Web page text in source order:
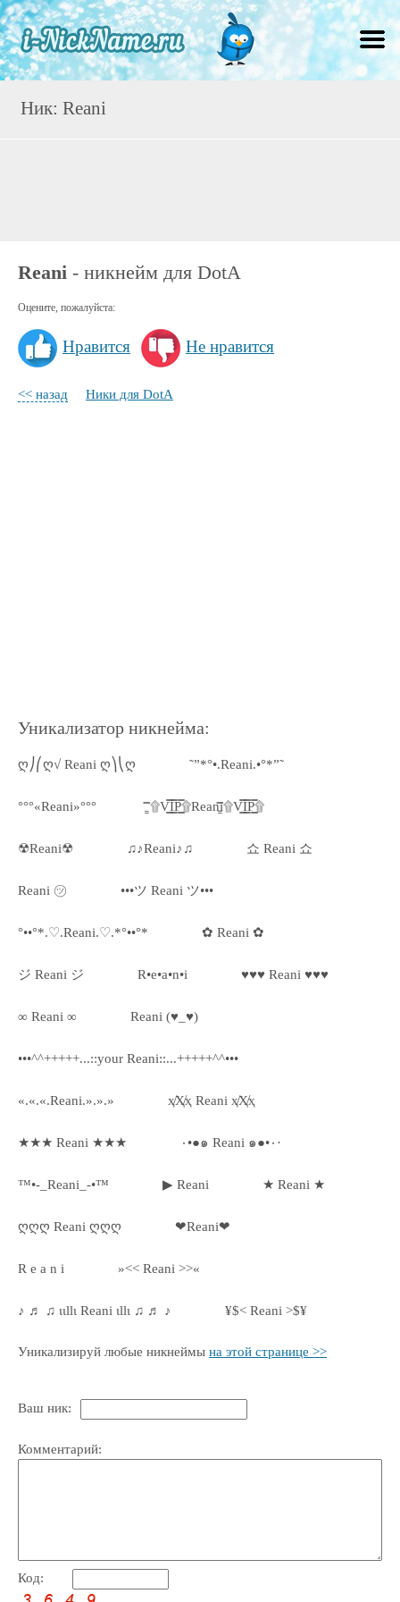
Ник: Reani
Reani - никнейм для DotA
Оцените, пожалуйста:
Нравится Не нравится
<< назад Ники для DotA
Уникализатор никнейма:
ღ⎠⎛ღ√ Reani ღ⎞⎝ღ ˜”*°•.Reani.•°*”˜
°°°«Reani»°°° ۩͇̿V͇̿I͇̿P͇̿۩Reani۩͇̿V͇̿I͇̿P͇̿۩
☢Reani☢ ♫♪Reani♪♫ 쇼 Reani 쇼
Reani ㋡ •••ツ Reani ツ•••
°••°*.♡.Reani.♡.*°••°* ✿ Reani ✿
ジ Reani ジ R•e•a•n•i ♥♥♥ Reani ♥♥♥
∞ Reani ∞ Reani (♥_♥)
•••^^+++++...::your Reani::...+++++^^•••
«.«.«.Reani.».».» ҳ̸Ҳ̸ҳ Reani ҳ̸Ҳ̸ҳ
★★★ Reani ★★★ ٠•●๑ Reani ๑●•٠·
™•-_Reani_-•™ ▶ Reani ★ Reani ★
ღღღ Reani ღღღ ❤Reani❤
R e a n i »<< Reani >>«
♪ ♬ ♫ ιιllι Reani ιllι ♫ ♬ ♪ ¥$< Reani >$¥
Уникализируй любые никнеймы на этой странице >>
Ваш ник:
Комментарий:
Код: